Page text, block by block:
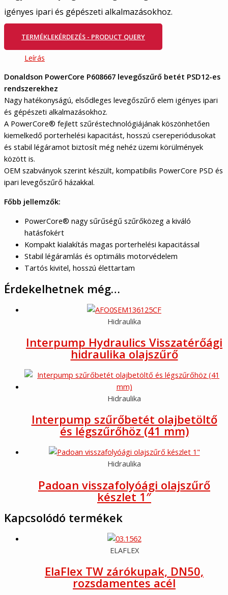
igényes ipari és gépészeti alkalmazásokhoz.
TERMÉKLEKÉRDEZÉS - PRODUCT QUERY
Leírás
Donaldson PowerCore P608667 levegőszűrő betét PSD12-es
rendszerekhez
Nagy hatékonyságú, elsődleges levegőszűrő elem igényes ipari
és gépészeti alkalmazásokhoz.
A PowerCore® fejlett szűréstechnológiájának köszönhetően
kiemelkedő porterhelési kapacitást, hosszú csereperiódusokat
és stabil légáramot biztosít még nehéz üzemi körülmények
között is.
OEM szabványok szerint készült, kompatibilis PowerCore PSD és
ipari levegőszűrő házakkal.
Főbb jellemzők:
PowerCore® nagy sűrűségű szűrőközeg a kiváló
hatásfokért
Kompakt kialakítás magas porterhelési kapacitással
Stabil légáramlás és optimális motorvédelem
Tartós kivitel, hosszú élettartam
Érdekelhetnek még…
Hidraulika
Interpump Hydraulics Visszatérőági
hidraulika olajszűrő
Hidraulika
Interpump szűrőbetét olajbetöltő
és légszűrőhöz (41 mm)
Hidraulika
Padoan visszafolyóági olajszűrő
készlet 1″
Kapcsolódó termékek
ELAFLEX
ElaFlex TW zárókupak, DN50,
rozsdamentes acél